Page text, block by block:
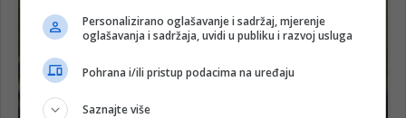
Personalizirano oglašavanje i sadržaj, mjerenje
oglašavanja i sadržaja, uvidi u publiku i razvoj usluga
Pohrana i/ili pristup podacima na uređaju
Saznajte više